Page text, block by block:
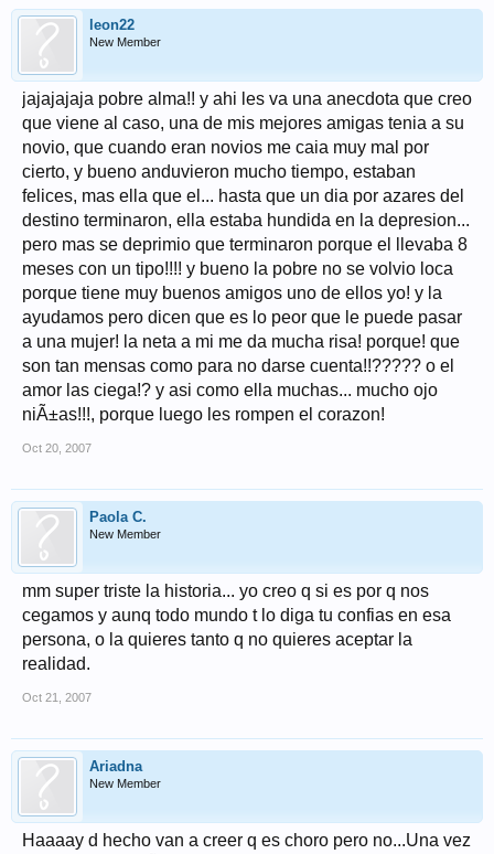
leon22
New Member
jajajajaja pobre alma!! y ahi les va una anecdota que creo
que viene al caso, una de mis mejores amigas tenia a su
novio, que cuando eran novios me caia muy mal por
cierto, y bueno anduvieron mucho tiempo, estaban
felices, mas ella que el... hasta que un dia por azares del
destino terminaron, ella estaba hundida en la depresion...
pero mas se deprimio que terminaron porque el llevaba 8
meses con un tipo!!!! y bueno la pobre no se volvio loca
porque tiene muy buenos amigos uno de ellos yo! y la
ayudamos pero dicen que es lo peor que le puede pasar
a una mujer! la neta a mi me da mucha risa! porque! que
son tan mensas como para no darse cuenta!!????? o el
amor las ciega!? y asi como ella muchas... mucho ojo
niÃ±as!!!, porque luego les rompen el corazon!
Oct 20, 2007
Paola C.
New Member
mm super triste la historia... yo creo q si es por q nos
cegamos y aunq todo mundo t lo diga tu confias en esa
persona, o la quieres tanto q no quieres aceptar la
realidad.
Oct 21, 2007
Ariadna
New Member
Haaaay d hecho van a creer q es choro pero no...Una vez